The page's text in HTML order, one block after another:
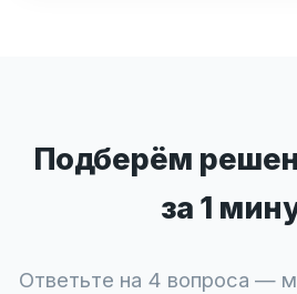
Подберём
за 1
Ответьте на 4 вопроса —